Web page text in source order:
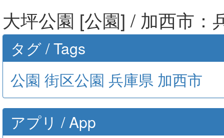
大坪公園 [公園] / 加西市：
タグ / Tags
公園 街区公園 兵庫県 加西市
アプリ / App